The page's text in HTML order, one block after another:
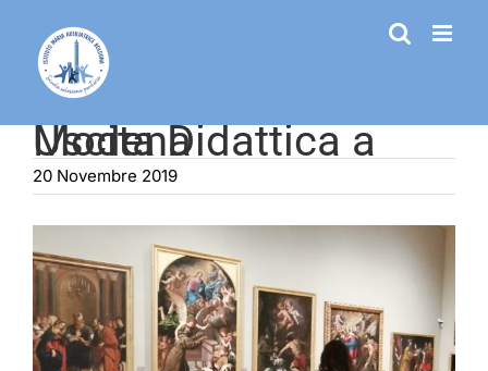
contenuto
Uscita Didattica a Modena
20 Novembre 2019
immagine